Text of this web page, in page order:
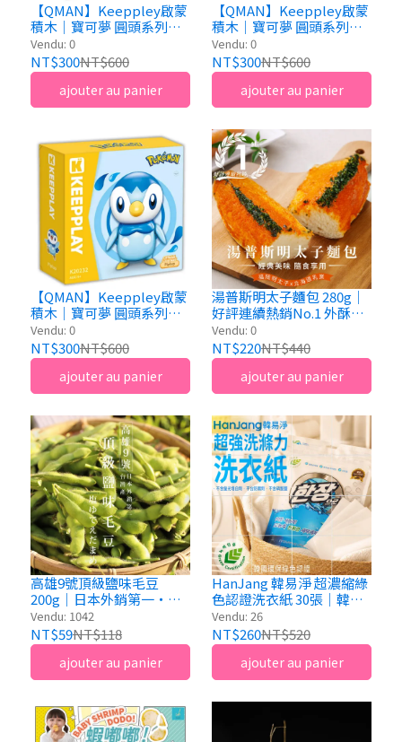
【QMAN】Keeppley啟蒙
積木｜寶可夢 圓頭系列積
木 卡比獸
Vendu: 0
NT$300NT$600
ajouter au panier
【QMAN】Keeppley啟蒙
積木｜寶可夢 圓頭系列積
木 波克比
Vendu: 0
NT$300NT$600
ajouter au panier
【QMAN】Keeppley啟蒙
積木｜寶可夢 圓頭系列積
木 波加曼
Vendu: 0
NT$300NT$600
ajouter au panier
湯普斯明太子麵包 280g｜
好評連續熱銷No.1 外酥內
軟｜查理布朗烘焙
Vendu: 0
NT$220NT$440
ajouter au panier
高雄9號頂級鹽味毛豆
200g｜日本外銷第一・台
灣產
Vendu: 1042
NT$59NT$118
ajouter au panier
HanJang 韓易淨 超濃縮綠
色認證洗衣紙 30張｜韓國
原裝進口
Vendu: 26
NT$260NT$520
ajouter au panier